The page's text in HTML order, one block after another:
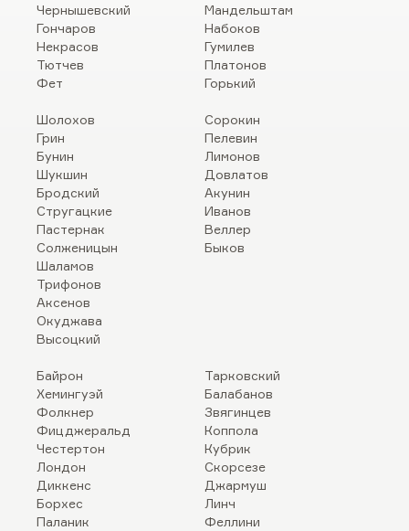
Чернышевский
Гончаров
Некрасов
Тютчев
Фет
Мандельштам
Набоков
Гумилев
Платонов
Горький
Шолохов
Грин
Бунин
Шукшин
Бродский
Стругацкие
Пастернак
Солженицын
Шаламов
Трифонов
Аксенов
Окуджава
Высоцкий
Сорокин
Пелевин
Лимонов
Довлатов
Акунин
Иванов
Веллер
Быков
Байрон
Хемингуэй
Фолкнер
Фицджеральд
Честертон
Лондон
Диккенс
Борхес
Паланик
Тарковский
Балабанов
Звягинцев
Коппола
Кубрик
Скорсезе
Джармуш
Линч
Феллини